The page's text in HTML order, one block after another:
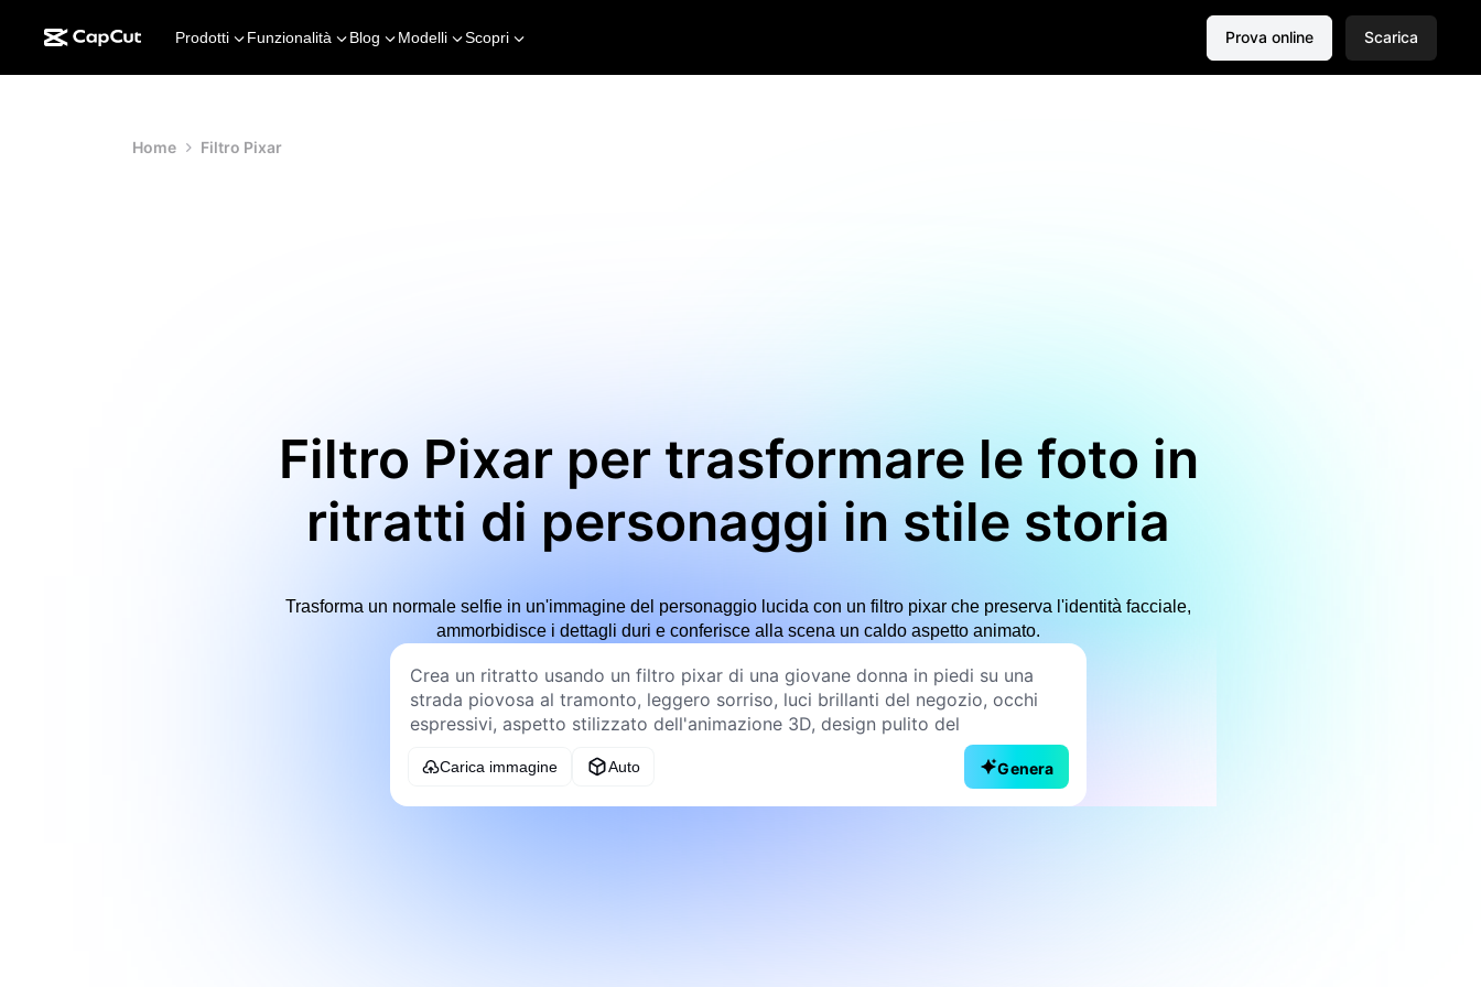
Prodotti Funzionalità Blog Modelli Scopri Prova online Scarica
Home Filtro Pixar
Filtro Pixar per trasformare le foto in
ritratti di personaggi in stile storia
Trasforma un normale selfie in un'immagine del personaggio lucida con un filtro pixar che preserva l'identità facciale,
ammorbidisce i dettagli duri e conferisce alla scena un caldo aspetto animato.
Carica immagine Auto Genera